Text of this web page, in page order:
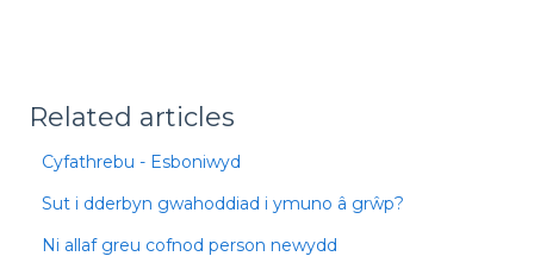
Related articles
Cyfathrebu - Esboniwyd
Sut i dderbyn gwahoddiad i ymuno â grŵp?
Ni allaf greu cofnod person newydd